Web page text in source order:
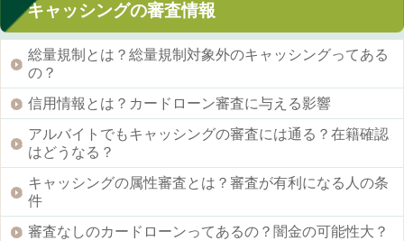
キャッシングの審査情報
総量規制とは？総量規制対象外のキャッシングってある
の？
信用情報とは？カードローン審査に与える影響
アルバイトでもキャッシングの審査には通る？在籍確認
はどうなる？
キャッシングの属性審査とは？審査が有利になる人の条
件
審査なしのカードローンってあるの？闇金の可能性大？